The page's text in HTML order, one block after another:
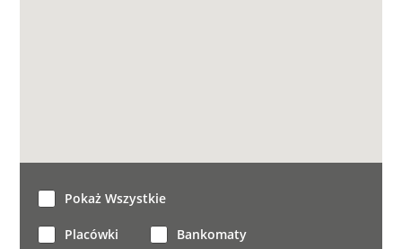
Pokaż Wszystkie
Placówki Bankomaty